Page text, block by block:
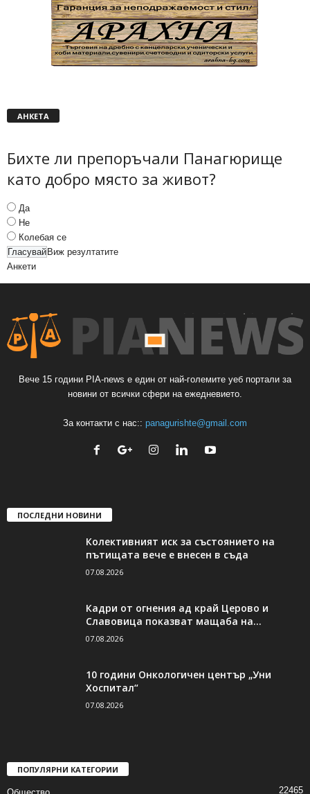
АНКЕТА
Бихте ли препоръчали Панагюрище
като добро място за живот?
Да
Не
Колебая се
Виж резултатите
Анкети
Вече 15 години PIA-news е един от най-големите уеб портали за
новини от всички сфери на ежедневието.
За контакти с нас:: panagurishte@gmail.com
ПОСЛЕДНИ НОВИНИ
Колективният иск за състоянието на
пътищата вече е внесен в съда
07.08.2026
Кадри от огнения ад край Церово и
Славовица показват мащаба на...
07.08.2026
10 години Онкологичен център „Уни
Хоспитал“
07.08.2026
ПОПУЛЯРНИ КАТЕГОРИИ
22465